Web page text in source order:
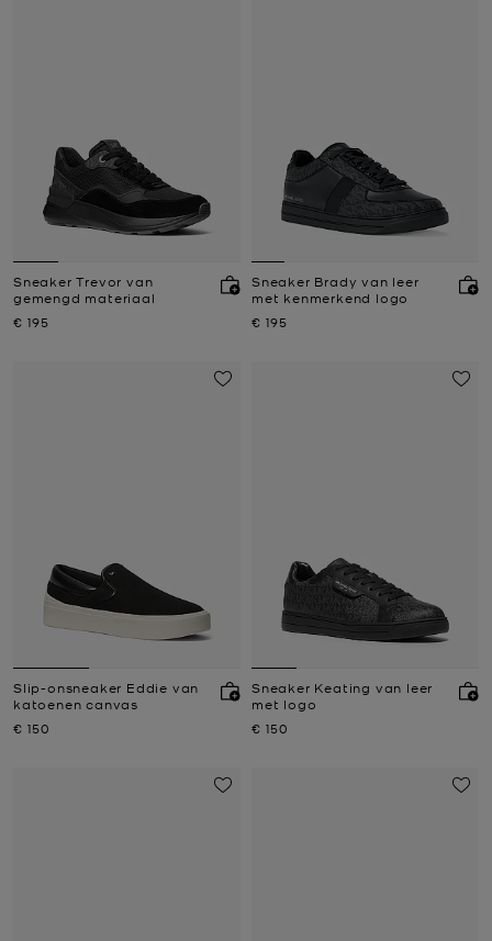
Sneaker Trevor van
gemengd materiaal
Nu
€ 195
Sneaker Brady van leer
met kenmerkend logo
Nu
€ 195
Slip-onsneaker Eddie van
katoenen canvas
Nu
€ 150
Sneaker Keating van leer
met logo
Nu
€ 150